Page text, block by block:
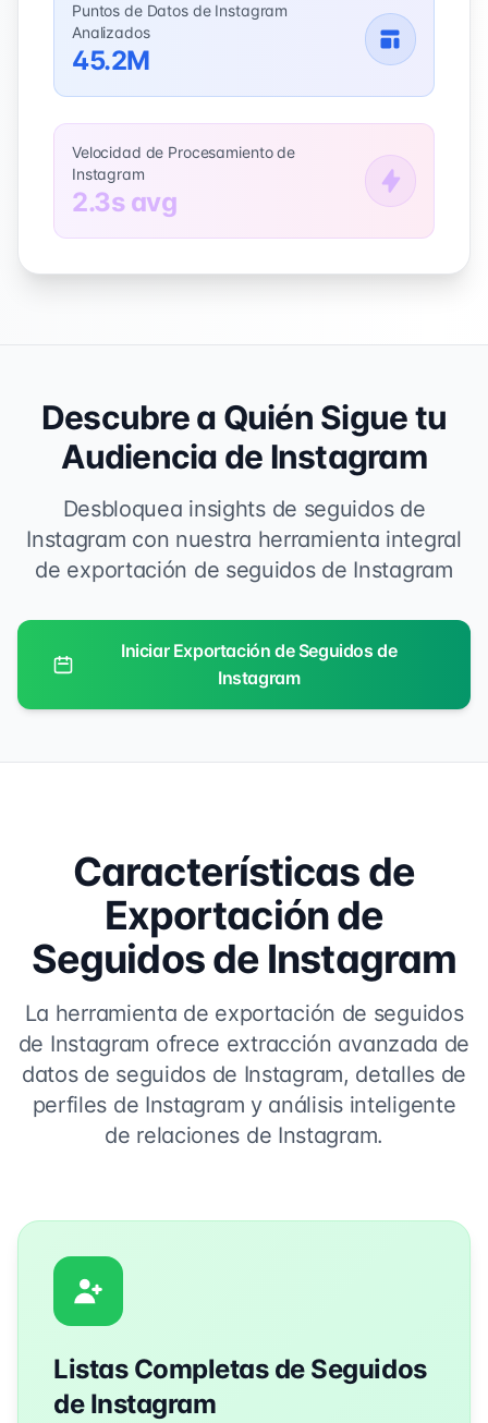
Puntos de Datos de Instagram
Analizados
45.2M
Velocidad de Procesamiento de
Instagram
2.3s avg
Descubre a Quién Sigue tu
Audiencia de Instagram
Desbloquea insights de seguidos de
Instagram con nuestra herramienta integral
de exportación de seguidos de Instagram
Iniciar Exportación de Seguidos de
Instagram
Características de
Exportación de
Seguidos de Instagram
La herramienta de exportación de seguidos
de Instagram ofrece extracción avanzada de
datos de seguidos de Instagram, detalles de
perfiles de Instagram y análisis inteligente
de relaciones de Instagram.
Listas Completas de Seguidos
de Instagram